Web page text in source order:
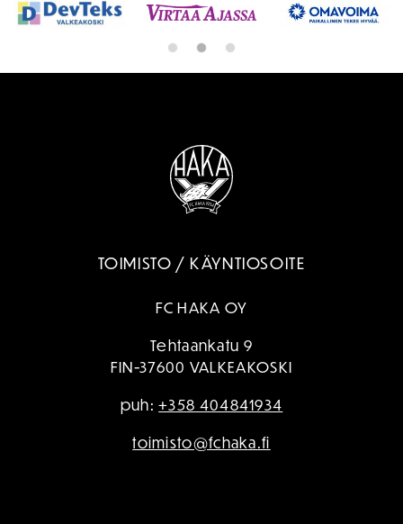
TOIMISTO / KÄYNTIOSOITE
FC HAKA OY
Tehtaankatu 9
FIN-37600 VALKEAKOSKI
puh:+358 404841934
toimisto@fchaka.fi